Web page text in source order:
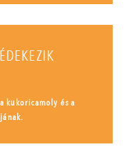
kukoricamoly és a